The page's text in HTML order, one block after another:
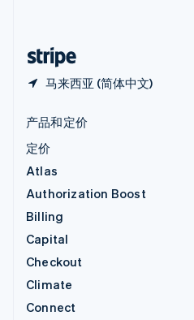
马来西亚 (简体中文)
产品和定价
定价
Atlas
Authorization Boost
Billing
Capital
Checkout
Climate
Connect